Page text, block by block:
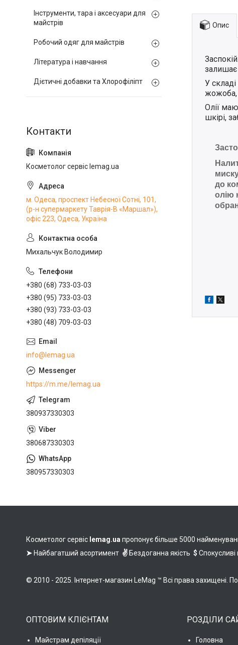
Опис
У
жожоба,
Олії
шкірі,
до
олію
Інструменти, тара і аксесуари для
майстрів
Робочий одяг для майстрів
Література і навчання
Дієтичні добавки та Хлорофіліпт
Косметолог сервіс lemag.ua
м. Одеса, проспект Небесної Сотні, 101,
(р-н супермаркету Таврія-В «Маршал»),
офіс 223, Одеса, Україна
Михальчук Володимир
+380 (68) 733-03-03
+380 (95) 733-03-03
+380 (93) 733-03-03
+380 (48) 709-03-03
info@lemag.ua
https://m.me/lemag.ua
380937330303
380687330303
380957330303
Косметолог сервіс lemag.ua пропонує більше 5000 найменувань
➤ Найбагатший асортимент ✌ Бездоганна якість $ Спокусливі
© 2010 - 2025. Інтернет-магазин LeMag ™ Всі права захищені.
ОПТОВИМ КЛІЄНТАМ
Майстрам депіляції
РОЗДІЛИ
Головна